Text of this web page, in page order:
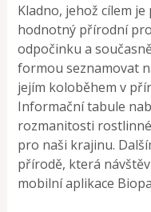
Kladno, jehož cílem
hodnotný přírodní
odpočinku a
formou seznamovat
jejím koloběhem v
Informační tabule
rozmanitosti
pro naši krajinu.
přírodě, která
mobilní aplikace